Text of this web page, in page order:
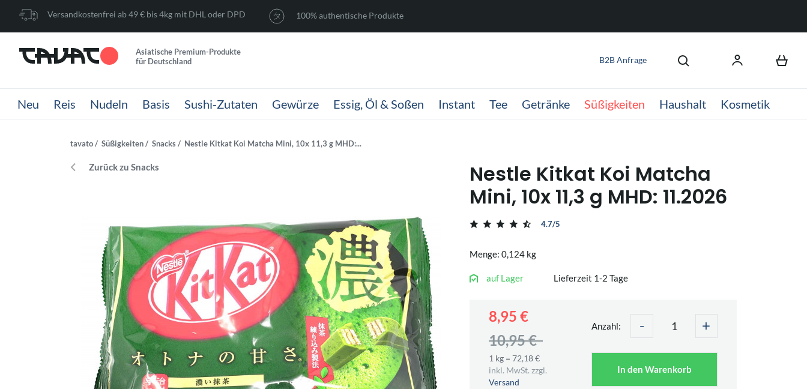
Versandkostenfrei ab 49 € bis 4kg mit DHL oder DPD 100% authentische Produkte
Asiatische Premium-Produkte
für Deutschland
B2B Anfrage
Neu Reis Nudeln Basis Sushi-Zutaten Gewürze Essig, Öl & Soßen Instant Tee Getränke Süßigkeiten Haushalt Kosmetik
tavato Süßigkeiten Snacks Nestle Kitkat Koi Matcha Mini, 10x 11,3 g MHD:...
Zurück zu Snacks
Nestle Kitkat Koi Matcha
Mini, 10x 11,3 g MHD: 11.2026
4.7/5
Menge: 0,124 kg
auf Lager Lieferzeit 1-2 Tage
8,95 €
10,95 €
Anzahl: - +
1 kg = 72,18 €
inkl. MwSt. zzgl.
Versand
In den Warenkorb